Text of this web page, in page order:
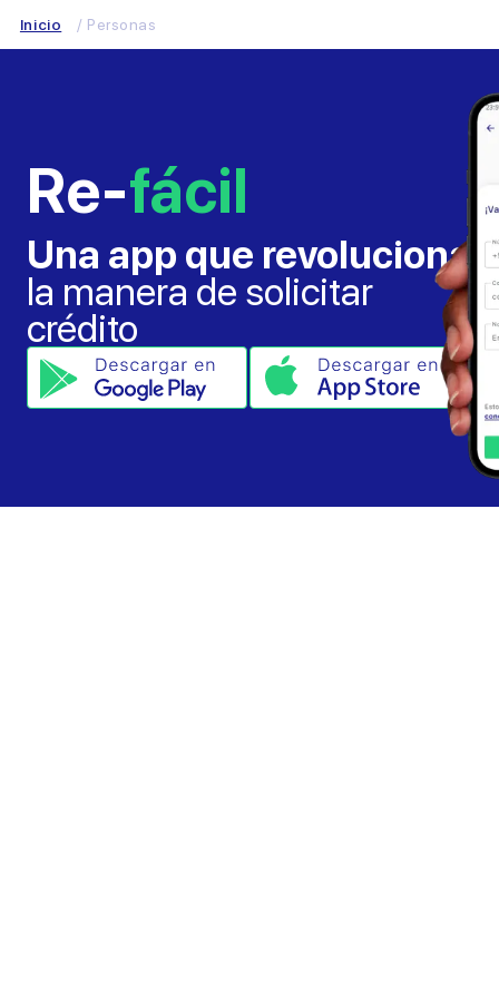
Inicio / Personas
Re-fácil
Una app que revoluciona
la manera de solicitar
crédito